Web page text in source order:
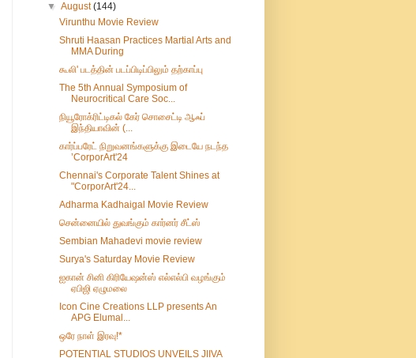
▼August(144)
Virunthu Movie Review
Shruti Haasan Practices Martial Arts and
MMA During
கூலி' படத்தின் படப்பிடிப்பிலும் தற்காப்பு
The 5th Annual Symposium of
Neurocritical Care Soc...
நியூரோக்ரிட்டிகல் கேர் சொசைட்டி ஆஃப்
இந்தியாவின் (...
கார்ப்பரேட் நிறுவனங்களுக்கு இடையே நடந்த
’CorporArt'24
Chennai's Corporate Talent Shines at
"CorporArt'24...
Adharma Kadhaigal Movie Review
சென்னையில் துவங்கும் கார்னர் சீட்ஸ்
Sembian Mahadevi movie review
Surya's Saturday Movie Review
ஐகான் சினி கிரியேஷன்ஸ் எல்எல்பி வழங்கும்
ஏபிஜி ஏழுமலை
Icon Cine Creations LLP presents An
APG Elumal...
ஒரே நாள் இரவு!*
POTENTIAL STUDIOS UNVEILS JIIVA